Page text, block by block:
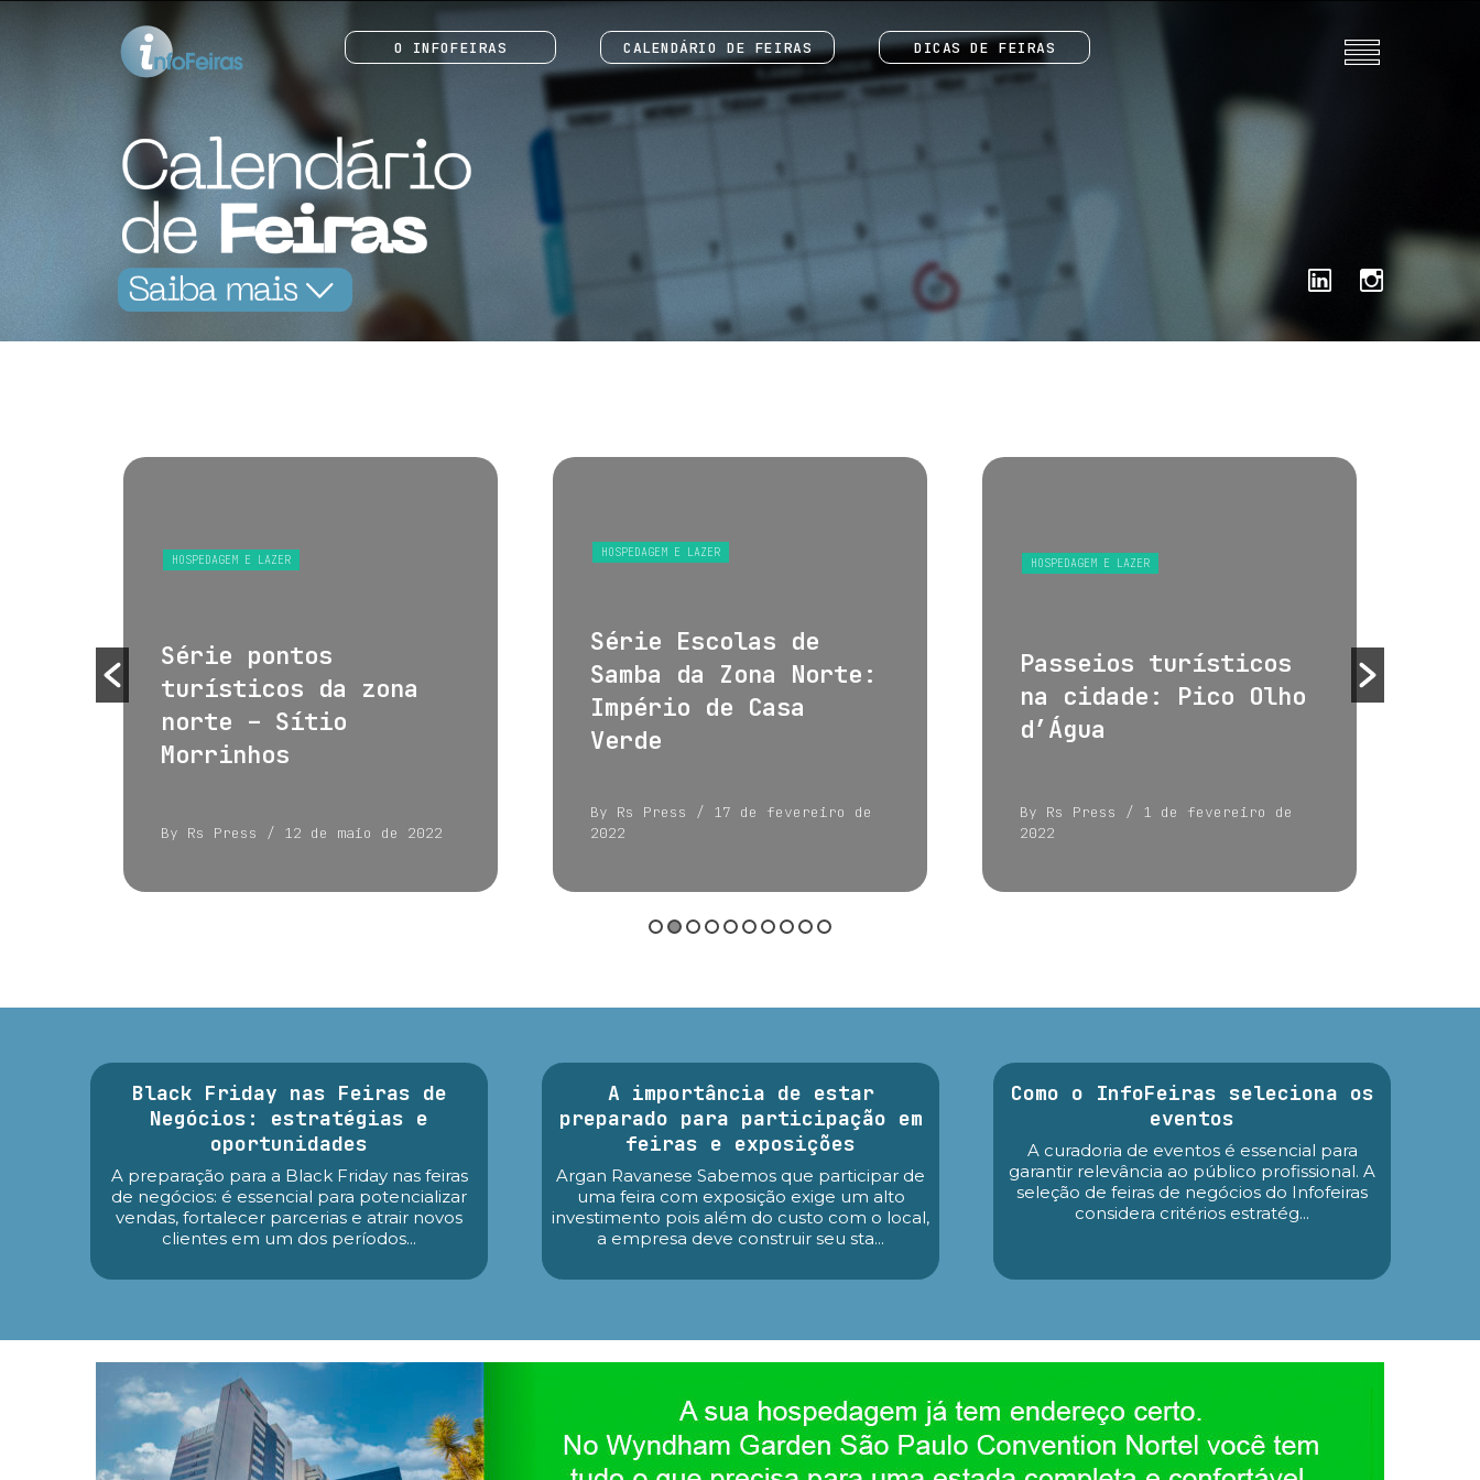
O INFOFEIRAS CALENDÁRIO DE FEIRAS DICAS DE FEIRAS
HOSPEDAGEM E LAZER
Série pontos
turísticos da zona
norte – Sítio
Morrinhos
By Rs Press / 12 de maio de 2022
HOSPEDAGEM E LAZER
Série Escolas de
Samba da Zona Norte:
Império de Casa
Verde
By Rs Press
/ 17 de fevereiro de
2022
HOSPEDAGEM E LAZER
Passeios turísticos
na cidade: Pico Olho
d’Água
By Rs Press
/ 1 de fevereiro de
2022
Black Friday nas Feiras de
Negócios: estratégias e
oportunidades
A preparação para a Black Friday nas feiras
de negócios: é essencial para potencializar
vendas, fortalecer parcerias e atrair novos
clientes em um dos períodos...
A importância de estar
preparado para participação em
feiras e exposições
Argan Ravanese Sabemos que participar de
uma feira com exposição exige um alto
investimento pois além do custo com o local,
a empresa deve construir seu sta...
Como o InfoFeiras seleciona os
eventos
A curadoria de eventos é essencial para
garantir relevância ao público profissional. A
seleção de feiras de negócios do Infofeiras
considera critérios estratég...